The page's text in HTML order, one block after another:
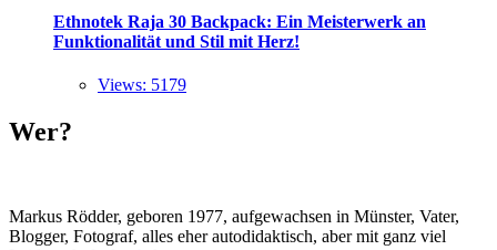
Ethnotek Raja 30 Backpack: Ein Meisterwerk an
Funktionalität und Stil mit Herz!
Views: 5179
Wer?
Markus Rödder, geboren 1977, aufgewachsen in Münster, Vater,
Blogger, Fotograf, alles eher autodidaktisch, aber mit ganz viel